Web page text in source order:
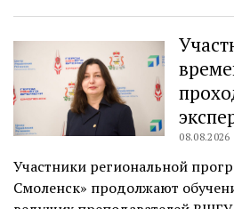
08.08.2026
Участники региональной
Смоленск» продолжают